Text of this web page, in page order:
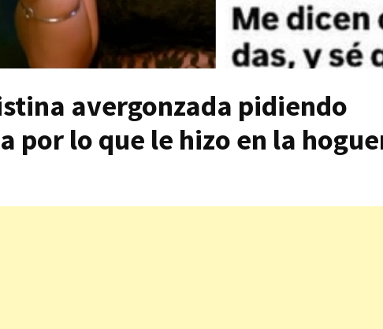
avergonzada pidiendo
por lo que le hizo en la